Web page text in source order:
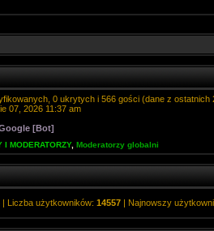
0 ukrytych i 566 gości (dane z ostatnich
07, 2026 11:37 am
[Bot]
I MODERATORZY, Moderatorzy globalni
| Liczba użytkowników: 14557 | Najnowszy